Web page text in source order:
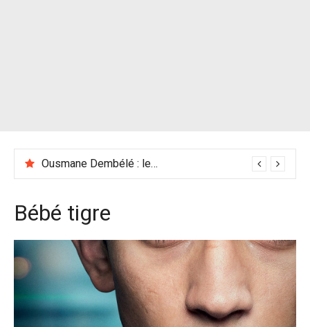
Ousmane Dembélé : les racines africaines du Ballon d’Or 2025
Bébé tigre